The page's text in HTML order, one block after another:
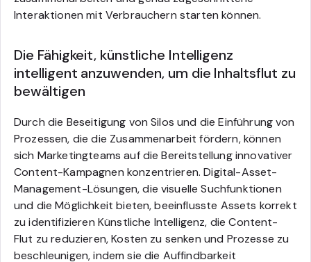
Interaktionen mit Verbrauchern starten können.
Die Fähigkeit, künstliche Intelligenz
intelligent anzuwenden, um die Inhaltsflut zu
bewältigen
Durch die Beseitigung von Silos und die Einführung von
Prozessen, die die Zusammenarbeit fördern, können
sich Marketingteams auf die Bereitstellung innovativer
Content-Kampagnen konzentrieren. Digital-Asset-
Management-Lösungen, die visuelle Suchfunktionen
und die Möglichkeit bieten, beeinflusste Assets korrekt
zu identifizieren Künstliche Intelligenz, die Content-
Flut zu reduzieren, Kosten zu senken und Prozesse zu
beschleunigen, indem sie die Auffindbarkeit